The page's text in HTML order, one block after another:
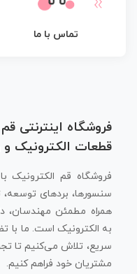
تماس با ما
فروشگاه اینترنتی
قطعات الکترونیک و
فروشگاه قم الکترونیک
سنسورها، بردهای توسعه،
همراه مطمئن مهندسان،
به الکترونیک است. ما
سریع، تلاش می‌کنیم تا
مشتریان خود فراهم کنیم.